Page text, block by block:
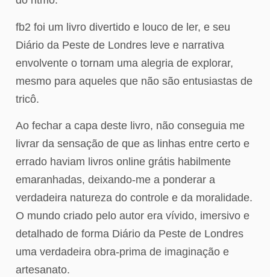
fb2 foi um livro divertido e louco de ler, e seu
Diário da Peste de Londres leve e narrativa
envolvente o tornam uma alegria de explorar,
mesmo para aqueles que não são entusiastas de
tricô.
Ao fechar a capa deste livro, não conseguia me
livrar da sensação de que as linhas entre certo e
errado haviam livros online grátis habilmente
emaranhadas, deixando-me a ponderar a
verdadeira natureza do controle e da moralidade.
O mundo criado pelo autor era vívido, imersivo e
detalhado de forma Diário da Peste de Londres
uma verdadeira obra-prima de imaginação e
artesanato.